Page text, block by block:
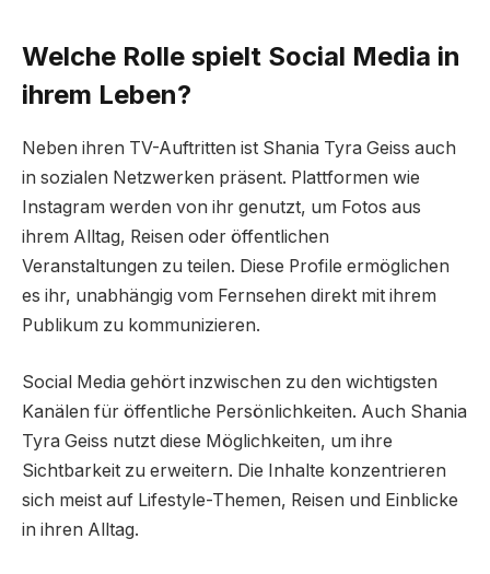
Welche Rolle spielt Social Media in
ihrem Leben?
Neben ihren TV-Auftritten ist Shania Tyra Geiss auch
in sozialen Netzwerken präsent. Plattformen wie
Instagram werden von ihr genutzt, um Fotos aus
ihrem Alltag, Reisen oder öffentlichen
Veranstaltungen zu teilen. Diese Profile ermöglichen
es ihr, unabhängig vom Fernsehen direkt mit ihrem
Publikum zu kommunizieren.
Social Media gehört inzwischen zu den wichtigsten
Kanälen für öffentliche Persönlichkeiten. Auch Shania
Tyra Geiss nutzt diese Möglichkeiten, um ihre
Sichtbarkeit zu erweitern. Die Inhalte konzentrieren
sich meist auf Lifestyle-Themen, Reisen und Einblicke
in ihren Alltag.